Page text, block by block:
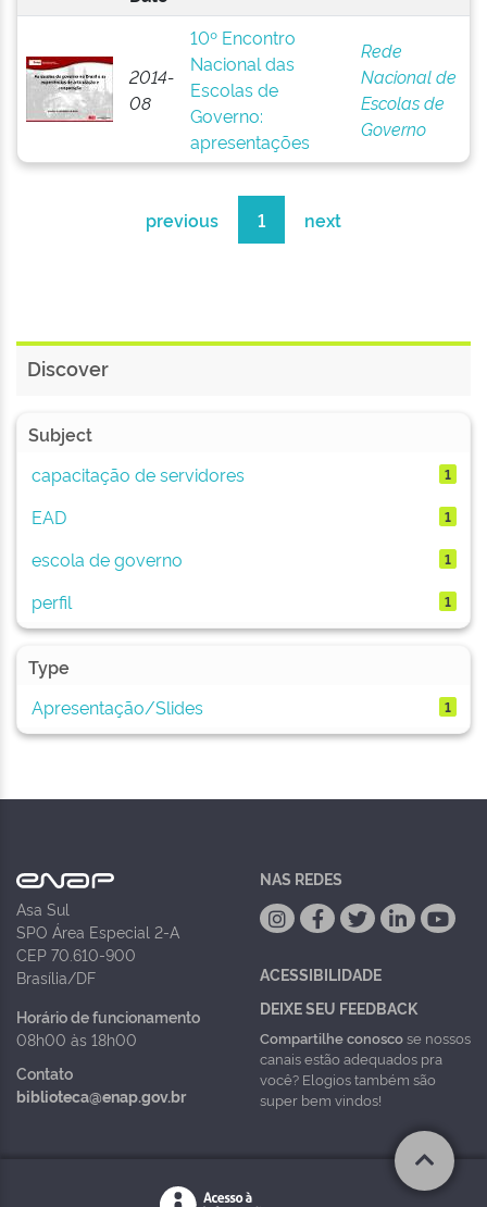
2014-
08
10º Encontro
Nacional das
Escolas de
Governo:
apresentações
Rede
Nacional de
Escolas de
Governo
previous 1 next
Discover
Subject
capacitação de servidores
1
EAD 1
escola de governo 1
perfil 1
Type
Apresentação/Slides
1
Asa Sul
SPO Área Especial 2-A
CEP 70.610-900
Brasília/DF
Horário de funcionamento
08h00 às 18h00
Contato
biblioteca@enap.gov.br
NAS REDES
ACESSIBILIDADE
DEIXE SEU FEEDBACK
Compartilhe conoscose nossos
canais estão adequados pra
você? Elogios também são
super bem vindos!